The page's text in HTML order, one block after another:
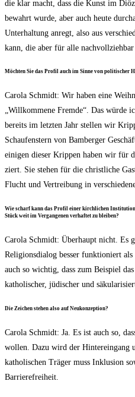
die klar macht, dass die Kunst im
bewahrt wur­de, aber auch heu­te
Unter­hal­tung anregt, also aus
kann, die aber für alle nach­voll­zieh­bar
Möch­ten Sie das Pro­fil auch im Sin­ne von poli­ti­scher
Caro­la Schmidt: Wir haben eine
„Will­kom­me­ne Frem­de“. Das wür­de
bereits im letz­ten Jahr stel­len wir
Schau­fens­tern von Bam­ber­ger
eini­gen die­ser Krip­pen haben wir für
ziert. Sie ste­hen für die christ­li­che
Flucht und Ver­trei­bung in
Wie scharf kann das Pro­fil einer kirch­li­chen
Stück weit im Ver­gan­ge­nen ver­haf­tet zu bleiben?
Caro­la Schmidt: Über­haupt nicht. Es
Reli­gi­ons­dia­log bes­ser funk­tio­niert
auch so wich­tig, dass zum Bei­spiel
katho­li­scher, jüdi­scher und
Die Zei­chen ste­hen also auf Neukonzeption?
Caro­la Schmidt: Ja. Es ist auch so,
wol­len. Dazu wird der Hin­ter­ein­gang
katho­li­schen Trä­ger muss Inklu­si­on
Barrierefreiheit.